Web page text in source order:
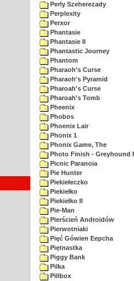
Perly Szeherezady
Perplexity
Perxor
Phantasie
Phantasie II
Phantastic Journey
Phantom
Pharaoh's Curse
Pharaoh's Pyramid
Pharoah's Curse
Pharoah's Tomb
Pheenix
Phobos
Phoenix Lair
Phonix 1
Phonix Game, The
Photo Finish - Greyhound
Picnic Paranoia
Pie Hunter
Piekiełeczko
Piekiełko
Piekiełko II
Pie-Man
Pierścień Androidów
Pierwotniaki
Pięć Gówien Eepcha
Piętnastka
Piggy Bank
Pilka
Pillbox